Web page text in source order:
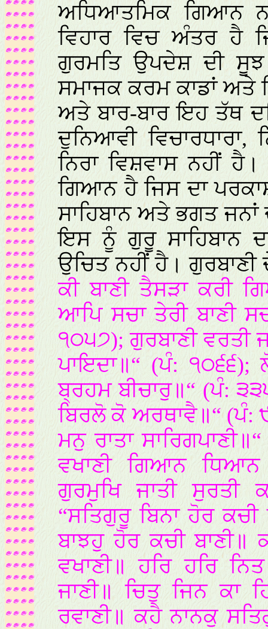
ਅਧਿਆਤਮਿਕ ਗਿਆਨ
ਵਿਹਾਰ ਵਿਚ ਅੰਤਰ ਹੈ
ਗੁਰਮਤਿ ਉਪਦੇਸ਼ ਦੀ
ਸਮਾਜਕ ਕਰਮ ਕਾਡਾਂ ਅਤੇ
ਅਤੇ ਬਾਰ-ਬਾਰ ਇਹ ਤੱਥ
ਦੁਨਿਆਵੀ ਵਿਚਾਰਧਾਰਾ,
ਨਿਰਾ ਵਿਸ਼ਵਾਸ ਨਹੀਂ
ਗਿਆਨ ਹੈ ਜਿਸ ਦਾ
ਸਾਹਿਬਾਨ ਅਤੇ ਭਗਤ
ਇਸ ਨੂੰ ਗੁਰੂ ਸਾਹਿਬਾਨ
ਉਚਿਤ ਨਹੀਂ ਹੈ।
ਕੀ ਬਾਣੀ ਤੈਸੜਾ ਕਰੀ
ਆਪਿ ਸਚਾ ਤੇਰੀ ਬਾਣੀ
੧੦੫੭); ਗੁਰਬਾਣੀ ਵਰਤੀ
ਪਾਇਦਾ॥“ (ਪੰ:
ਬ੍ਰਹਮ ਬੀਚਾਰੁ॥“ (ਪੰ:
ਬਿਰਲੋ ਕੋ ਅਰਥਾਵੈ॥“ (ਪੰ:
ਮਨੁ ਰਾਤਾ
ਵਖਾਣੀ ਗਿਆਨ
ਗੁਰਮੁਖਿ ਜਾਤੀ ਸੁਰਤੀ
“ਸਤਿਗੁਰੂ ਬਿਨਾ ਹੋਰ
ਬਾਝਹੁ ਹੋਰ ਕਚੀ
ਵਖਾਣੀ॥ ਹਰਿ ਹਰਿ
ਜਾਣੀ॥ ਚਿਤੁ ਜਿਨ
ਰਵਾਣੀ॥ ਕਹੈ ਨਾਨਕੁ